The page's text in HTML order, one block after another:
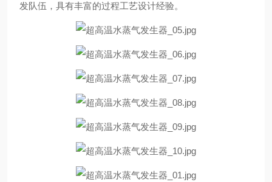
发队伍，具有丰富的过程工艺设计经验。